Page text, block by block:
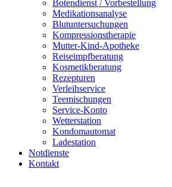
Botendienst / Vorbestellung
Medikationsanalyse
Blutuntersuchungen
Kompressionstherapie
Mutter-Kind-Apotheke
Reiseimpfberatung
Kosmetikberatung
Rezepturen
Verleihservice
Teemischungen
Service-Konto
Wetterstation
Kondomautomat
Ladestation
Notdienste
Kontakt